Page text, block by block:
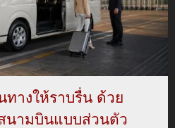
ทางให้ราบรื่น ด้วย
นามบินแบบส่วนตัว